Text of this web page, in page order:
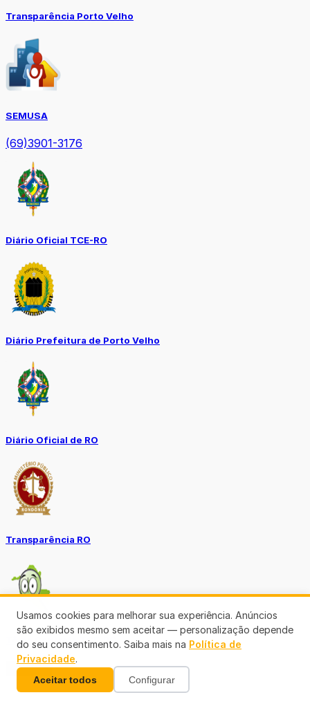
Transparência Porto Velho
SEMUSA
(69)3901-3176
Diário Oficial TCE-RO
Diário Prefeitura de Porto Velho
Diário Oficial de RO
Transparência RO
Tô no Controle TCE-RO
Ver mais
Usamos cookies para melhorar sua experiência. Anúncios
são exibidos mesmo sem aceitar — personalização depende
do seu consentimento. Saiba mais na Política de
Privacidade.
Aceitar todos Configurar